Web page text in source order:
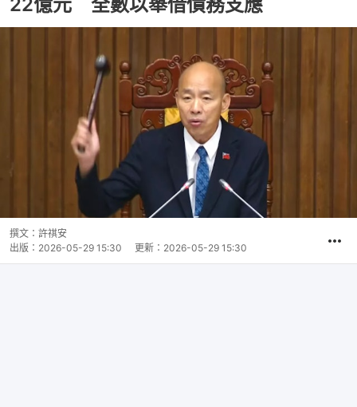
撰文： 許祺安
出版： 2026-05-29 15:30 更新： 2026-05-29 15:30